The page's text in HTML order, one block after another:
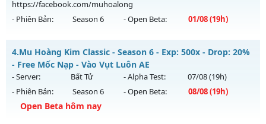
05/08/2626
Exp: 9999x - Drop: 20%
Thể loại: Mu Nguyên bản Webzen
Antihack: XShield
https://facebook.com/muhoalong
- Phiên Bản: Season 6 - Open Beta: 01/08(19h)
MU HỎA LONG 6.9 - 🌍 Website: https://muhoalong.pro
Mu mới ra tháng 08 2026 - Mở máy chủ
https://facebook.com/muhoalongvào 19h ngày
01/08/2626
Exp: 9999x - Drop: 99%
4.Mu Hoàng Kim Classic - Season 6 - Exp: 500x - Drop: 20%
- Free Mốc Nạp - Vào Vụt Luôn AE
- Server: Bất Tử - Alpha Test: 07/08(19h)
- Phiên Bản:
Season 6 - Open Beta: 08/08(19h)
Open Beta hôm nay